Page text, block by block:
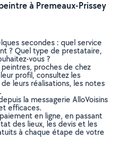
à Premeaux-Prissey
secondes : quel service
? Quel type de prestataire,
vous ?
proches de chez
profil, consultez les
leurs réalisations, les notes
la messagerie AlloVoisins
efficaces.
en ligne, en passant
des lieux, les devis et les
à chaque étape de votre